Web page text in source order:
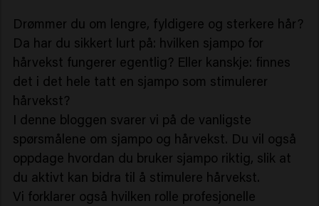
Drømmer du om lengre, fyldigere og sterkere hår?
Da har du sikkert lurt på: hvilken sjampo for
hårvekst fungerer egentlig? Eller kanskje: finnes
det i det hele tatt en sjampo som stimulerer
hårvekst?
I denne bloggen svarer vi på de vanligste
spørsmålene om sjampo og hårvekst. Du vil også
oppdage hvordan du bruker sjampo riktig, slik at
du aktivt kan bidra til å stimulere hårvekst.
Vi forklarer også hvilken rolle profesjonelle